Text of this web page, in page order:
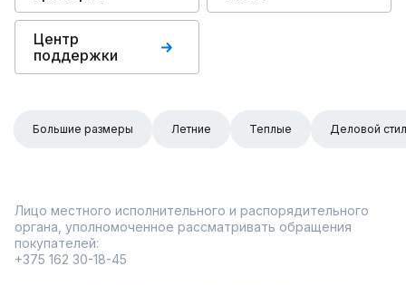
Центр
поддержки
Большие размеры Летние Теплые Деловой
Лицо местного исполнительного и распорядительного
органа, уполномоченное рассматривать обращения
покупателей:
+375 162 30-18-45